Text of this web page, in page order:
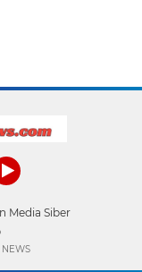
Media Siber